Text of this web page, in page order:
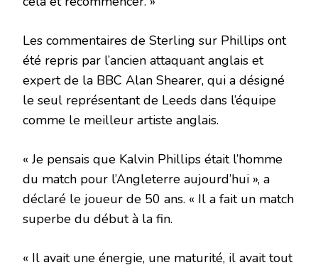
Les commentaires de Sterling sur Phillips ont
été repris par l’ancien attaquant anglais et
expert de la BBC Alan Shearer, qui a désigné
le seul représentant de Leeds dans l’équipe
comme le meilleur artiste anglais.
«Je pensais que Kalvin Phillips était l’homme
du match pour l’Angleterre aujourd’hui », a
déclaré le joueur de 50 ans. « Il a fait un match
superbe du début à la fin.
« Il avait une énergie, une maturité, il avait tout